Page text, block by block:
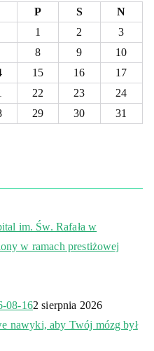
P S
N
1
2
3
8 9
10
15 16
17
22 23
24
29 30 31
im. Św. Rafała w
w ramach prestiżowej
08-162 sierpnia 2026
nawyki, aby Twój mózg był